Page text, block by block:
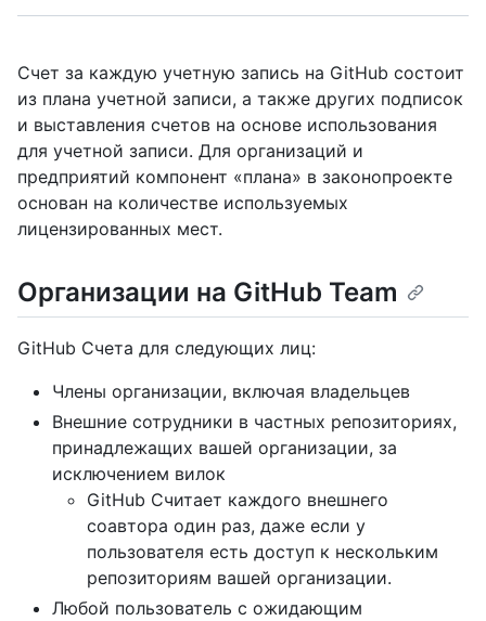
Счет за каждую учетную запись на GitHub состоит
из плана учетной записи, а также других подписок
и выставления счетов на основе использования
для учетной записи. Для организаций и
предприятий компонент «плана» в законопроекте
основан на количестве используемых
лицензированных мест.
Организации на GitHub Team
GitHub Счета для следующих лиц:
Члены организации, включая владельцев
Внешние сотрудники в частных репозиториях,
принадлежащих вашей организации, за
исключением вилок
GitHub Считает каждого внешнего
соавтора один раз, даже если у
пользователя есть доступ к нескольким
репозиториям вашей организации.
Любой пользователь с ожидающим